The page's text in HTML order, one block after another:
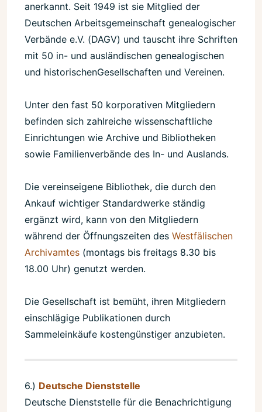
anerkannt. Seit 1949 ist sie Mitglied der
Deutschen Arbeitsgemeinschaft genealogischer
Verbände e.V. (DAGV) und tauscht ihre Schriften
mit 50 in- und ausländischen genealogischen
und historischenGesellschaften und Vereinen.
Unter den fast 50 korporativen Mitgliedern
befinden sich zahlreiche wissenschaftliche
Einrichtungen wie Archive und Bibliotheken
sowie Familienverbände des In- und Auslands.
Die vereinseigene Bibliothek, die durch den
Ankauf wichtiger Standardwerke ständig
ergänzt wird, kann von den Mitgliedern
während der Öffnungszeiten des Westfälischen
Archivamtes (montags bis freitags 8.30 bis
18.00 Uhr) genutzt werden.
Die Gesellschaft ist bemüht, ihren Mitgliedern
einschlägige Publikationen durch
Sammeleinkäufe kostengünstiger anzubieten.
6.) Deutsche Dienststelle
Deutsche Dienststelle für die Benachrichtigung